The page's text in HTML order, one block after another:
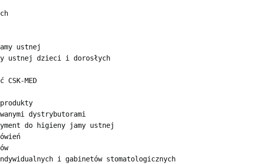
ustnej
ustnej dzieci i dorosłych
MED
dystrybutorami
do higieny jamy ustnej
i gabinetów stomatologicznych